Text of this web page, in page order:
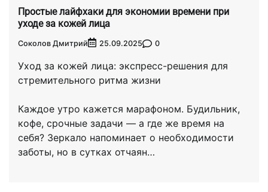
Простые лайфхаки для экономии времени при
уходе за кожей лица
Соколов Дмитрий 25.09.2025 0
Уход за кожей лица: экспресс-решения для
стремительного ритма жизни
Каждое утро кажется марафоном. Будильник,
кофе, срочные задачи — а где же время на
себя? Зеркало напоминает о необходимости
заботы, но в сутках отчаян…